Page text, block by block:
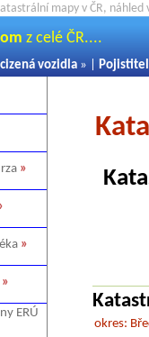
mapy v ČR,
z celé ČR....
vozidla » |
»
»
»
ERÚ
okres: